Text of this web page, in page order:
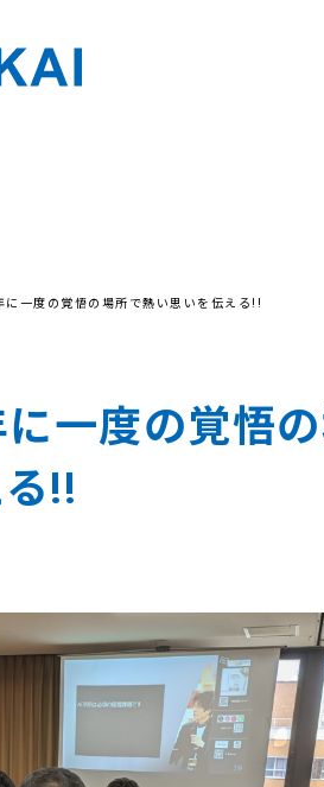
に一度の覚悟の場所で熱い思いを伝える!!
一度の覚悟
!!